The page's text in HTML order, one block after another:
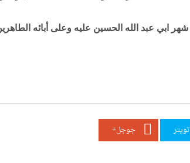
شهر ابي عبد الله الحسين عليه وعلى أبائه
تويتر جوجل+